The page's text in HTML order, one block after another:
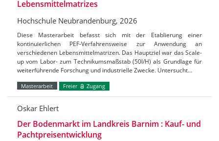
Lebensmittelmatrizes
Hochschule Neubrandenburg, 2026
Diese Masterarbeit befasst sich mit der Etablierung einer
kontinuierlichen PEF-Verfahrensweise zur Anwendung an
verschiedenen Lebensmittelmatrizen. Das Hauptziel war das Scale-
up vom Labor- zum Technikumsmaßstab (50l/H) als Grundlage für
weiterführende Forschung und industrielle Zwecke. Untersucht…
Masterarbeit Freier Zugang
Oskar Ehlert
Der Bodenmarkt im Landkreis Barnim : Kauf- und
Pachtpreisentwicklung